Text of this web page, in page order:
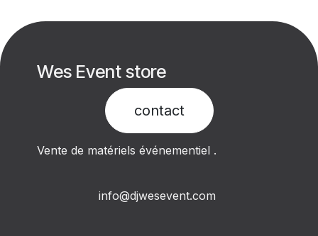
Wes Event store
contact​
Vente de matériels événementiel .
info@djwesevent.com